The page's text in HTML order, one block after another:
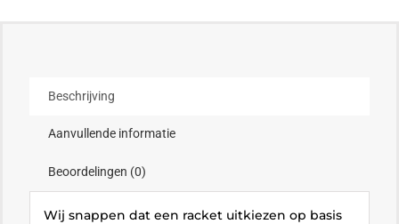
Beschrijving
Aanvullende informatie
Beoordelingen (0)
Wij snappen dat een racket uitkiezen op basis